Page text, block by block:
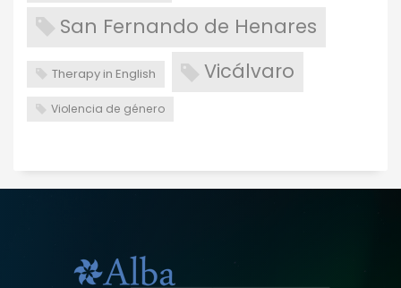
San Fernando de Henares
Therapy in English Vicálvaro
Violencia de género